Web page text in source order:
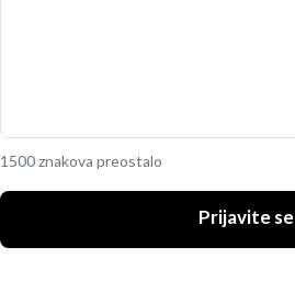
1500 znakova preostalo
Prijavite se